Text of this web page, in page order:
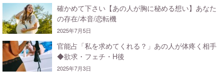
確かめて下さい【あの人が胸に秘める想い】あなた
の存在/本音/恋転機
2025年7月5日
官能占「私を求めてくれる？」あの人が体疼く相手
◆欲求・フェチ・H後
2025年7月3日